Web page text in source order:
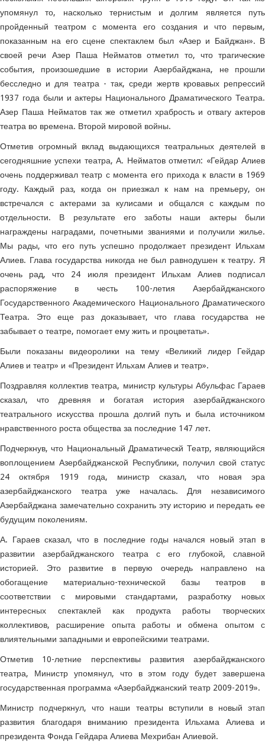
упомянул то, насколько тернистым и долгим является путь
пройденный театром с момента его создания и что первым,
показанным на его сцене спектаклем был «Азер и Байджан». В
своей речи Азер Паша Нейматов отметил то, что трагические
события, произошедшие в истории Азербайджана, не прошли
бесследно и для театра - так, среди жертв кровавых репрессий
1937 года были и актеры Национального Драматического Театра.
Азер Паша Нейматов так же отметил храбрость и отвагу актеров
театра во времена. Второй мировой войны.
Отметив огромный вклад выдающихся театральных деятелей в
сегодняшние успехи театра, А. Нейматов отметил: «Гейдар Алиев
очень поддерживал театр с момента его прихода к власти в 1969
году. Каждый раз, когда он приезжал к нам на премьеру, он
встречался с актерами за кулисами и общался с каждым по
отдельности. В результате его заботы наши актеры были
награждены наградами, почетными званиями и получили жилье.
Мы рады, что его путь успешно продолжает президент Ильхам
Алиев. Глава государства никогда не был равнодушен к театру. Я
очень рад, что 24 июля президент Ильхам Алиев подписал
распоряжение в честь 100-летия Азербайджанского
Государственного Академического Национального Драматического
Театра. Это еще раз доказывает, что глава государства не
забывает о театре, помогает ему жить и процветать».
Были показаны видеоролики на тему «Великий лидер Гейдар
Алиев и театр» и «Президент Ильхам Алиев и театр».
Поздравляя коллектив театра, министр культуры Абульфас Гараев
сказал, что древняя и богатая история азербайджанского
театрального искусства прошла долгий путь и была источником
нравственного роста общества за последние 147 лет.
Подчеркнув, что Национальный Драматическй Театр, являющийся
воплощением Азербайджанской Республики, получил свой статус
24 октября 1919 года, министр сказал, что новая эра
азербайджанского театра уже началась. Для независимого
Азербайджана замечательно сохранить эту историю и передать ее
будущим поколениям.
А. Гараев сказал, что в последние годы начался новый этап в
развитии азербайджанского театра с его глубокой, славной
историей. Это развитие в первую очередь направлено на
обогащение материально-технической базы театров в
соответствии с мировыми стандартами, разработку новых
интересных спектаклей как продукта работы творческих
коллективов, расширение опыта работы и обмена опытом с
влиятельными западными и европейскими театрами.
Отметив 10-летние перспективы развития азербайджанского
театра, Министр упомянул, что в этом году будет завершена
государственная программа «Азербайджанский театр 2009-2019».
Министр подчеркнул, что наши театры вступили в новый этап
развития благодаря вниманию президента Ильхама Алиева и
президента Фонда Гейдара Алиева Мехрибан Алиевой.